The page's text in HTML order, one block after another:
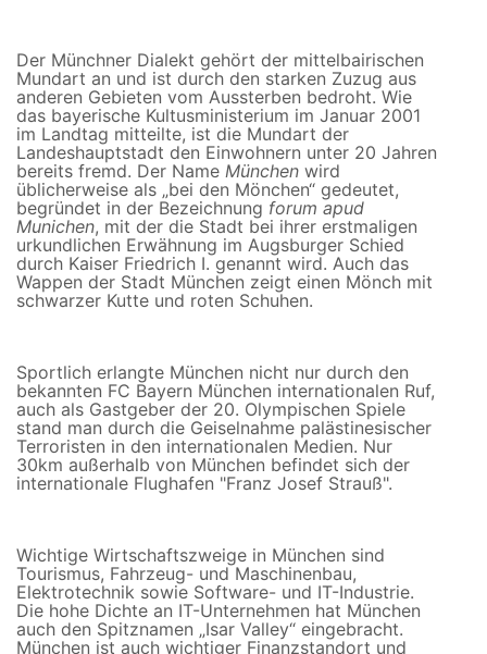
Der Münchner Dialekt gehört der mittelbairischen
Mundart an und ist durch den starken Zuzug aus
anderen Gebieten vom Aussterben bedroht. Wie
das bayerische Kultusministerium im Januar 2001
im Landtag mitteilte, ist die Mundart der
Landeshauptstadt den Einwohnern unter 20 Jahren
bereits fremd. Der Name München wird
üblicherweise als „bei den Mönchen“ gedeutet,
begründet in der Bezeichnung forum apud
Munichen, mit der die Stadt bei ihrer erstmaligen
urkundlichen Erwähnung im Augsburger Schied
durch Kaiser Friedrich I. genannt wird. Auch das
Wappen der Stadt München zeigt einen Mönch mit
schwarzer Kutte und roten Schuhen.
Sportlich erlangte München nicht nur durch den
bekannten FC Bayern München internationalen Ruf,
auch als Gastgeber der 20. Olympischen Spiele
stand man durch die Geiselnahme palästinesischer
Terroristen in den internationalen Medien. Nur
30km außerhalb von München befindet sich der
internationale Flughafen "Franz Josef Strauß".
Wichtige Wirtschaftszweige in München sind
Tourismus, Fahrzeug- und Maschinenbau,
Elektrotechnik sowie Software- und IT-Industrie.
Die hohe Dichte an IT-Unternehmen hat München
auch den Spitznamen „Isar Valley“ eingebracht.
München ist auch wichtiger Finanzstandort und